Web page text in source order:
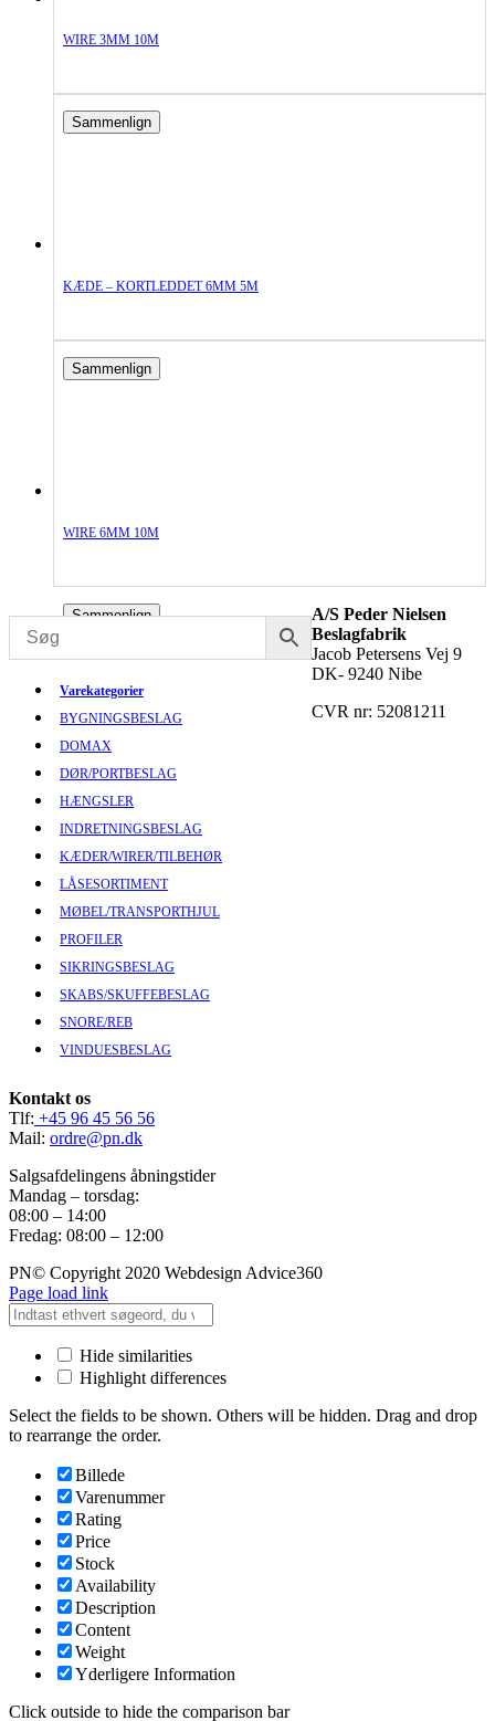
WIRE 3MM 10M
Sammenlign
KÆDE – KORTLEDDET 6MM 5M
Sammenlign
WIRE 6MM 10M
Sammenlign
Varekategorier
BYGNINGSBESLAG
DOMAX
DØR/PORTBESLAG
HÆNGSLER
INDRETNINGSBESLAG
KÆDER/WIRER/TILBEHØR
LÅSESORTIMENT
MØBEL/TRANSPORTHJUL
PROFILER
SIKRINGSBESLAG
SKABS/SKUFFEBESLAG
SNORE/REB
VINDUESBESLAG
A/S Peder Nielsen
Beslagfabrik
Jacob Petersens Vej 9
DK- 9240 Nibe
CVR nr: 52081211
Kontakt os
Tlf: +45 96 45 56 56
Mail: ordre@pn.dk
Salgsafdelingens åbningstider
Mandag – torsdag:
08:00 – 14:00
Fredag: 08:00 – 12:00
PN© Copyright 2020 Webdesign Advice360
Page load link
Hide similarities
Highlight differences
Select the fields to be shown. Others will be hidden. Drag and drop
to rearrange the order.
Billede
Varenummer
Rating
Price
Stock
Availability
Description
Content
Weight
Yderligere Information
Click outside to hide the comparison bar